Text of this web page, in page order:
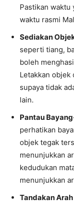
Pastikan waktu
waktu rasmi
Sediakan
seperti tiang,
boleh
Letakkan objek
supaya tidak
lain.
Pantau
perhatikan
objek tegak
menunjukkan
kedudukan
menunjukkan
Tandakan